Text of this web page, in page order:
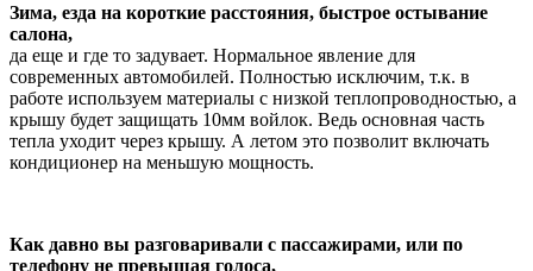
Зима, езда на короткие расстояния, быстрое остывание
салона,
да еще и где то задувает. Нормальное явление для
современных автомобилей. Полностью исключим, т.к. в
работе используем материалы с низкой теплопроводностью, а
крышу будет защищать 10мм войлок. Ведь основная часть
тепла уходит через крышу. А летом это позволит включать
кондиционер на меньшую мощность.
Как давно вы разговаривали с пассажирами, или по
телефону не превышая голоса,